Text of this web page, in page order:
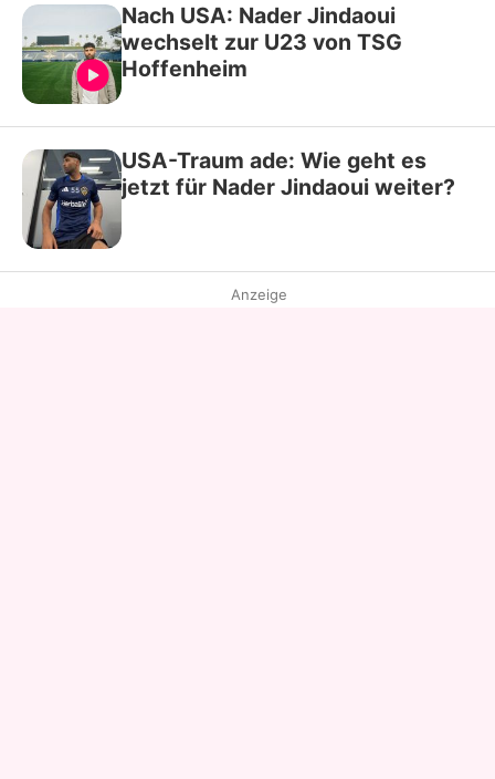
Nach USA: Nader Jindaoui
wechselt zur U23 von TSG
Hoffenheim
USA-Traum ade: Wie geht es
jetzt für Nader Jindaoui weiter?
Anzeige